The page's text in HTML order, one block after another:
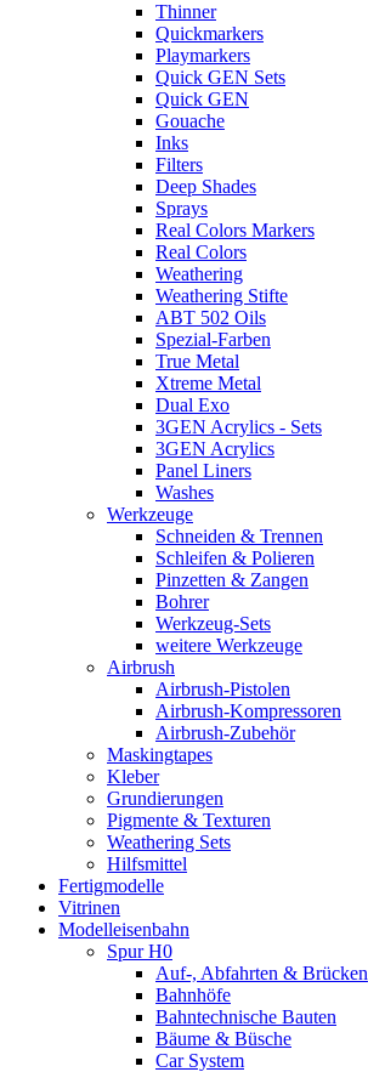
Thinner
Quickmarkers
Playmarkers
Quick GEN Sets
Quick GEN
Gouache
Inks
Filters
Deep Shades
Sprays
Real Colors Markers
Real Colors
Weathering
Weathering Stifte
ABT 502 Oils
Spezial-Farben
True Metal
Xtreme Metal
Dual Exo
3GEN Acrylics - Sets
3GEN Acrylics
Panel Liners
Washes
Werkzeuge
Schneiden & Trennen
Schleifen & Polieren
Pinzetten & Zangen
Bohrer
Werkzeug-Sets
weitere Werkzeuge
Airbrush
Airbrush-Pistolen
Airbrush-Kompressoren
Airbrush-Zubehör
Maskingtapes
Kleber
Grundierungen
Pigmente & Texturen
Weathering Sets
Hilfsmittel
Fertigmodelle
Vitrinen
Modelleisenbahn
Spur H0
Auf-, Abfahrten & Brücken
Bahnhöfe
Bahntechnische Bauten
Bäume & Büsche
Car System